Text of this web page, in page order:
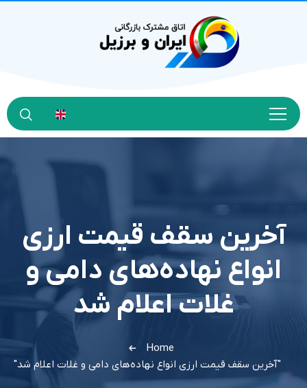
آخرین سقف قیمت ارزی
انواع نهاده‌های دامی و
غلات اعلام شد
Home
"آخرین سقف قیمت ارزی انواع نهاده‌های دامی و غلات اعلام شد"